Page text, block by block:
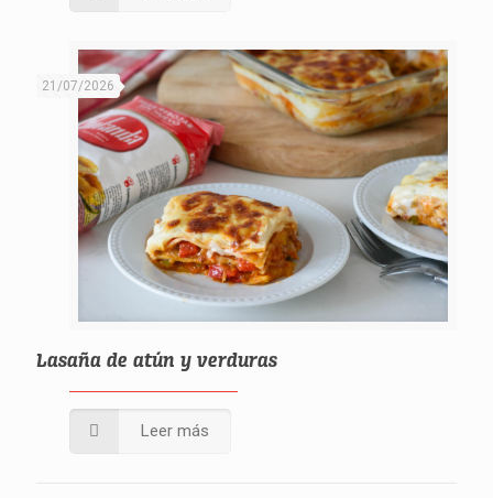
21/07/2026
Lasaña de atún y verduras
Leer más